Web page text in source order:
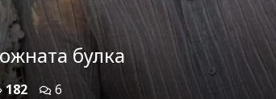
булка
182 6